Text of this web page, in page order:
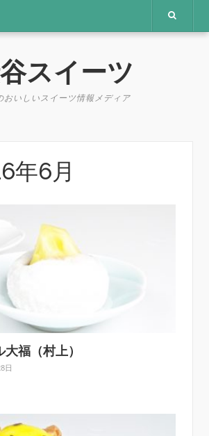
スイーツ
おいしいスイーツ情報メディア
年6月
福（村上）
日